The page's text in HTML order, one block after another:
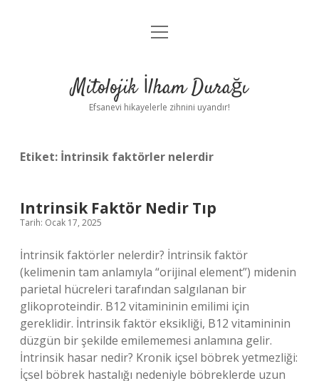
Anasayfa
Yasal Uyarı
menüyü
Mitolojik İlham Durağı
Efsanevi hikayelerle zihnini uyandır!
Etiket: İntrinsik faktörler nelerdir
Intrinsik Faktör Nedir Tıp
Tarih: Ocak 17, 2025
İntrinsik faktörler nelerdir? İntrinsik faktör
(kelimenin tam anlamıyla “orijinal element”) midenin
parietal hücreleri tarafından salgılanan bir
glikoproteindir. B12 vitamininin emilimi için
gereklidir. İntrinsik faktör eksikliği, B12 vitamininin
düzgün bir şekilde emilememesi anlamına gelir.
İntrinsik hasar nedir? Kronik içsel böbrek yetmezliği:
İçsel böbrek hastalığı nedeniyle böbreklerde uzun